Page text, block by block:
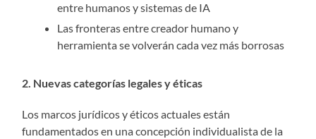
entre humanos y sistemas de IA
Las fronteras entre creador humano y
herramienta se volverán cada vez más borrosas
2. Nuevas categorías legales y éticas
Los marcos jurídicos y éticos actuales están
fundamentados en una concepción individualista de la